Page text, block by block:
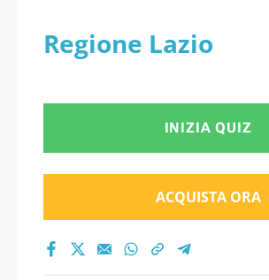
Regione Lazio
INIZIA QUIZ
ACQUISTA ORA